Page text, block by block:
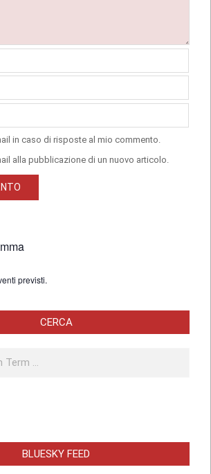
in caso di risposte al mio commento.
alla pubblicazione di un nuovo articolo.
previsti.
CERCA
BLUESKY FEED